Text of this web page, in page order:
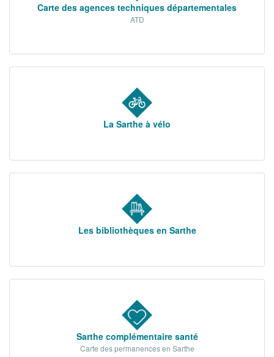
Carte des agences techniques départementales
ATD
La Sarthe à vélo
Les bibliothèques en Sarthe
Sarthe complémentaire santé
Carte des permanences en Sarthe